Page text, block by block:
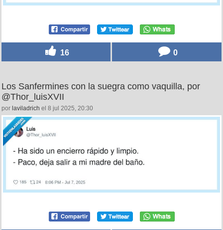
16 0
Los Sanfermines con la suegra como vaquilla, por
@Thor_luisXVII
por laviladrich el 8 jul 2025, 20:30